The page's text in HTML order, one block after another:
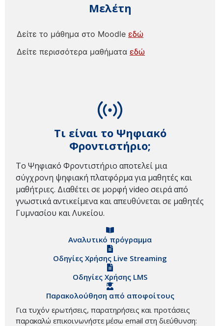
Τι είναι το Ψηφιακό
Φροντιστήριο;
Το Ψηφιακό Φροντιστήριο αποτελεί μια
σύγχρονη ψηφιακή πλατφόρμα για μαθητές και
μαθήτριες. Διαθέτει σε μορφή video σειρά από
γνωστικά αντικείμενα και απευθύνεται σε μαθητές
Γυμνασίου και Λυκείου.
Αναλυτικό πρόγραμμα
Οδηγίες Χρήσης Live Streaming
Οδηγίες Χρήσης LMS
Παρακολούθηση από αποφοίτους
Για τυχόν ερωτήσεις, παρατηρήσεις και προτάσεις
παρακαλώ επικοινωνήστε μέσω email στη διεύθυνση:
Μελέτη
Δείτε το μάθημα στο Moodle εδώ
Δείτε περισσότερα μαθήματα εδώ